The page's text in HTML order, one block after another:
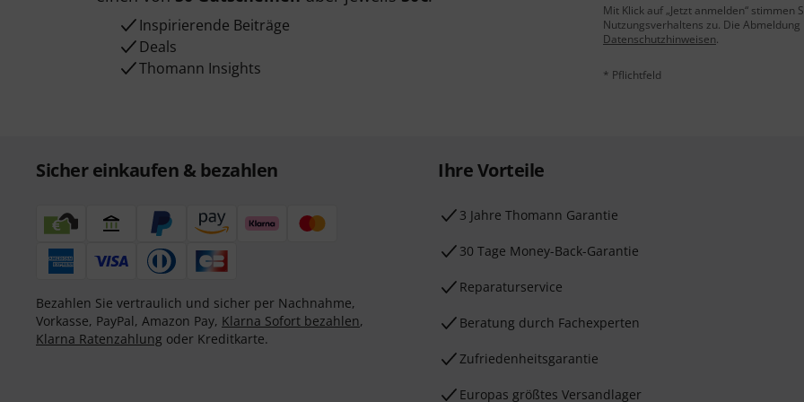
Inspirierende Beiträge
Deals
Thomann Insights
Mit Klick auf „Jetzt anmelden“
Nutzungsverhaltens zu. Die
Datenschutzhinweisen.
* Pflichtfeld
Sicher einkaufen & bezahlen
Bezahlen Sie vertraulich und sicher per Nachnahme,
Vorkasse, PayPal, Amazon Pay, Klarna Sofort bezahlen,
Klarna Ratenzahlung oder Kreditkarte.
Ihre Vorteile
3 Jahre Thomann Garantie
30 Tage Money-Back-Garantie
Reparaturservice
Beratung durch Fachexperten
Zufriedenheitsgarantie
Europas größtes Versandlager